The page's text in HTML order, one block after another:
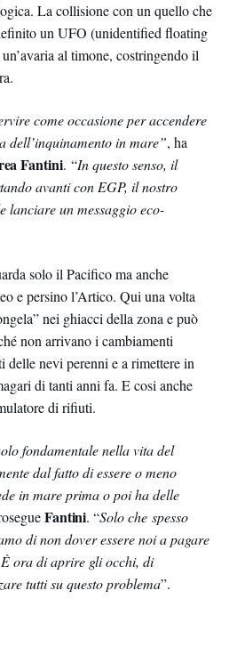
La collisione con un quello che
un UFO (unidentified floating
al timone, costringendo il
come occasione per accendere
dell’inquinamento in mare”, ha
Fantini. “In questo senso, il
avanti con EGP, il nostro
lanciare un messaggio eco-
solo il Pacifico ma anche
e persino l’Artico. Qui una volta
nei ghiacci della zona e può
non arrivano i cambiamenti
delle nevi perenni e a rimettere in
di tanti anni fa. E cosi anche
di rifiuti.
fondamentale nella vita del
dal fatto di essere o meno
in mare prima o poi ha delle
Fantini. “Solo che spesso
di non dover essere noi a pagare
ora di aprire gli occhi, di
tutti su questo problema”.